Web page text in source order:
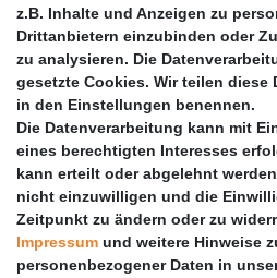
Anleitungen
Vertrag widerrufen
PARTNER
DHL
GLS
PaketPLUS
SPONSORING
z.B. Inhalte und Anzeigen zu
Drittanbietern einzubinden oder
zu analysieren. Die
gesetzte Cookies. Wir teilen diese
in den Einstellungen benennen.
Die Datenverarbeitung kann mit
eines berechtigten Interesses
kann erteilt oder abgelehnt
nicht einzuwilligen und die
Zeitpunkt zu ändern oder zu
Impressum und weitere Hinweise
personenbezogener Daten in